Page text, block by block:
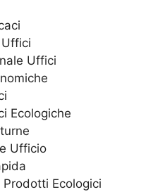
Uffici
Ecologiche
Ufficio
Ecologici